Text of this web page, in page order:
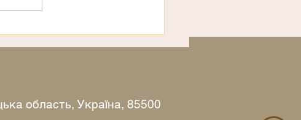
область, Україна, 85500